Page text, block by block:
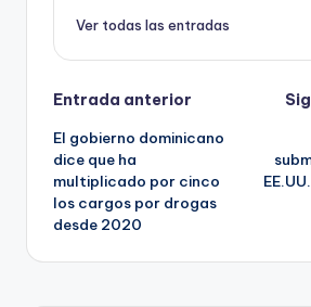
Ver todas las entradas
Navegación
de
entradas
Entrada anterior
El gobierno dominicano
dice que ha
multiplicado por cinco
los cargos por drogas
desde 2020